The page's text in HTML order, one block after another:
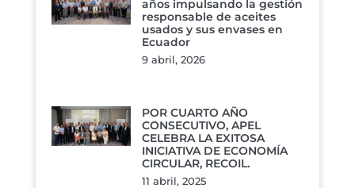
años impulsando la gestión
responsable de aceites
usados y sus envases en
Ecuador
9 abril, 2026
POR CUARTO AÑO
CONSECUTIVO, APEL
CELEBRA LA EXITOSA
INICIATIVA DE ECONOMÍA
CIRCULAR, RECOIL.
11 abril, 2025